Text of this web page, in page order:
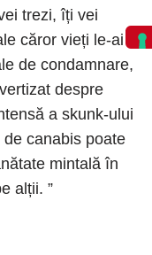
trezi, îți vei
căror vieți le-ai
de condamnare,
despre
a skunk-ului
canabis poate
mintală în
alții. ”